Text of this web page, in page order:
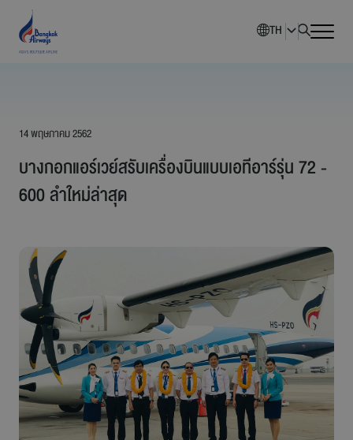
ภาพรวมบริษัท
นักลงทุนสัมพันธ์
การพัฒนาอย่างยั่งยืน
การกำกับดูแลกิจการ
ข่าวสารองค์กร
ร่วมงานกับเรา
TH
14 พฤษภาคม 2562
บางกอกแอร์เวย์สรับเครื่องบินแบบเอทีอาร์รุ่น 72 -
600 ลำใหม่ล่าสุด